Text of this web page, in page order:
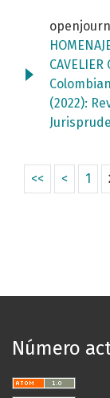
CAVELIER
(2022):
<< < 1
Número